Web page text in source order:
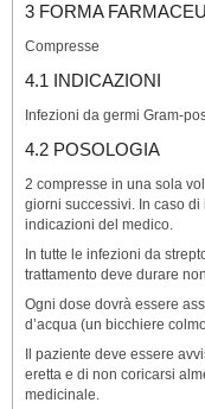
3 FORMA
Compresse
4.1 INDICAZIONI
Infezioni da germi Gram-
4.2 POSOLOGIA
2 compresse in una sola
giorni successivi. In caso
indicazioni del medico.
In tutte le infezioni da
trattamento deve durare
Ogni dose dovrà essere
d’acqua (un bicchiere
Il paziente deve essere
eretta e di non coricarsi
medicinale.